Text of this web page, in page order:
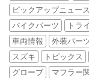
ピックアップニュース
バイクパーツ
トラ
車両情報
外装パー
スズキ
トピックス
グローブ
マフラー